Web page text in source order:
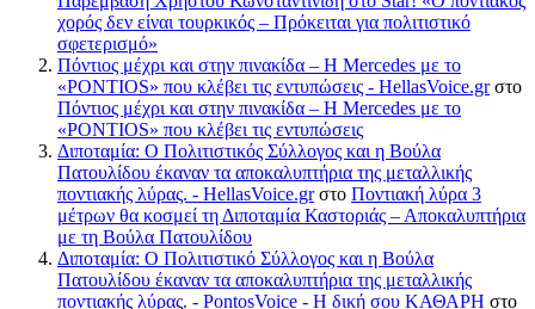
χορός δεν είναι τουρκικός – Πρόκειται για πολιτιστικό
σφετερισμό»
Πόντιος μέχρι και στην πινακίδα – Η Mercedes με το
«PONTIOS» που κλέβει τις εντυπώσεις - HellasVoice.grστο
Πόντιος μέχρι και στην πινακίδα – Η Mercedes με το
«PONTIOS» που κλέβει τις εντυπώσεις
Διποταμία: Ο Πολιτιστικός Σύλλογος και η Βούλα
Πατουλίδου έκαναν τα αποκαλυπτήρια της μεταλλικής
ποντιακής λύρας. - HellasVoice.grστο Ποντιακή λύρα 3
μέτρων θα κοσμεί τη Διποταμία Καστοριάς – Αποκαλυπτήρια
με τη Βούλα Πατουλίδου
Διποταμία: Ο Πολιτιστικό Σύλλογος και η Βούλα
Πατουλίδου έκαναν τα αποκαλυπτήρια της μεταλλικής
ποντιακής λύρας. - PontosVoice - H δική σου ΚΑΘΑΡΗ στο